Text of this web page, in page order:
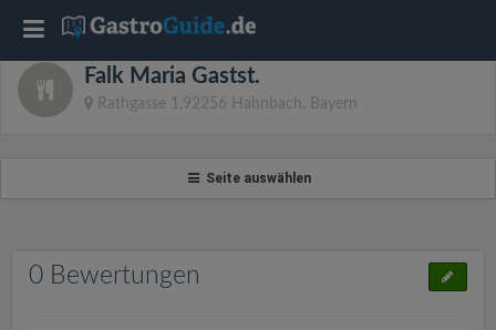
Falk Maria Gastst.
Rathgasse 1,92256 Hahnbach, Bayern
Seite auswählen
0 Bewertungen
T
o